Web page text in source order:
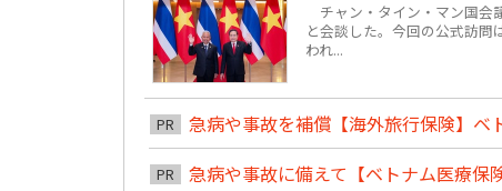
チャン・タイン・マン国会
と会談した。今回の公式訪
われ...
PR 急病や事故を補償【海外旅行保険】ベ
PR 急病や事故に備えて【ベトナム医療保